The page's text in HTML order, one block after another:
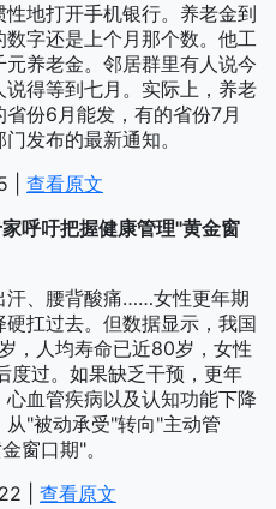
地打开手机银行。养老金到
字还是上个月那个数。他工
养老金。邻居群里有人说今
得等到七月。实际上，养老
份6月能发，有的省份7月
发布的最新通知。
| 查看原文
呼吁把握健康管理"黄金窗
汗、腰背酸痛……女性更年期
扛过去。但数据显示，我国
，人均寿命已近80岁，女性
度过。如果缺乏干预，更年
血管疾病以及认知功能下降
"被动承受"转向"主动管
窗口期"。
| 查看原文